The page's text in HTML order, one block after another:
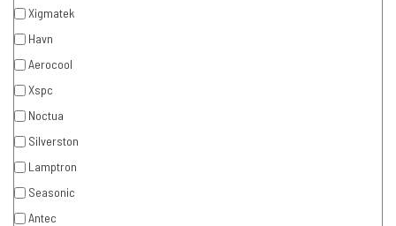
Xigmatek
Havn
Aerocool
Xspc
Noctua
Silverston
Lamptron
Seasonic
Antec